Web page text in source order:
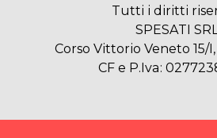
Tutti i diritti
SPESATI SRL
Corso Vittorio Veneto 15/
CF e P.Iva: